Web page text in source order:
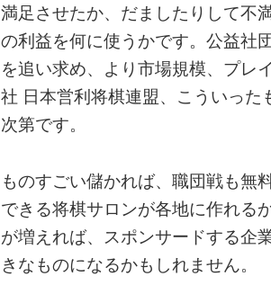
満足させたか、だましたりして不
の利益を何に使うかです。公益社
を追い求め、より市場規模、プレ
社 日本営利将棋連盟、こういった
次第です。
ものすごい儲かれば、職団戦も無
できる将棋サロンが各地に作れる
が増えれば、スポンサードする企
きなものになるかもしれません。